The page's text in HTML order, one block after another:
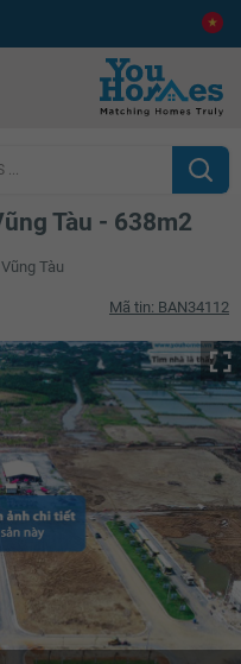
Tàu - 638m2
Tàu
Mã tin: BAN34112